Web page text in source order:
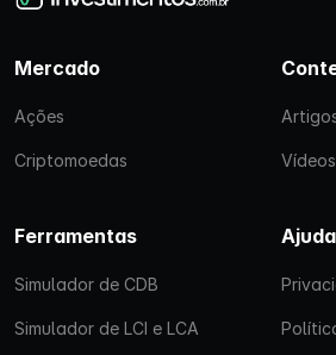
Mercado
Ações
Criptomoedas Vídeos
Ferramentas
Simulador de CDB
Simulador de LCI e LCA
Ajuda